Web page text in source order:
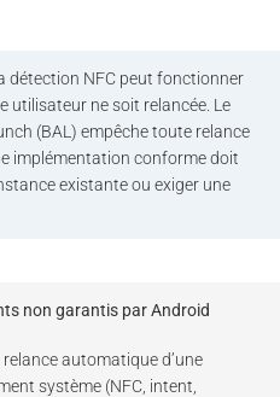
détection NFC peut fonctionner
utilisateur ne soit relancée. Le
(BAL) empêche toute relance
implémentation conforme doit
existante ou exiger une
non garantis par Android
automatique d’une
système (NFC, intent,